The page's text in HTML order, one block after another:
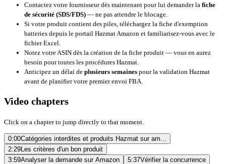
Contactez votre fournisseur dès maintenant pour lui demander la fiche
de sécurité (SDS/FDS) — ne pas attendre le blocage.
Si votre produit contient des piles, téléchargez la fiche d'exemption
batteries depuis le portail Hazmat Amazon et familiarisez-vous avec le
fichier Excel.
Notez votre ASIN dès la création de la fiche produit — vous en aurez
besoin pour toutes les procédures Hazmat.
Anticipez un délai de plusieurs semaines pour la validation Hazmat
avant de planifier votre premier envoi FBA.
Video chapters
Click on a chapter to jump directly to that moment.
0:00Catégories interdites et produits Hazmat sur am...
2:29Les critères d'un bon produit
3:59Analyser la demande sur Amazon 5:37Vérifier la concurrence